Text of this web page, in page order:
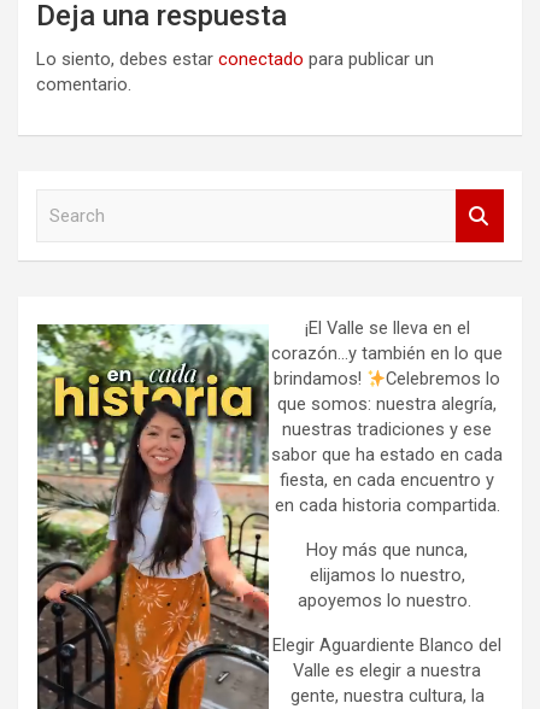
Deja una respuesta
Lo siento, debes estar conectado para publicar un
comentario.
h
¡El Valle se lleva en el
corazón…y también en lo que
brindamos!
Celebremos lo
que somos: nuestra alegría,
nuestras tradiciones y ese
sabor que ha estado en cada
fiesta, en cada encuentro y
en cada historia compartida.
Hoy más que nunca,
elijamos lo nuestro,
apoyemos lo nuestro.
Elegir Aguardiente Blanco del
Valle es elegir a nuestra
gente, nuestra cultura, la